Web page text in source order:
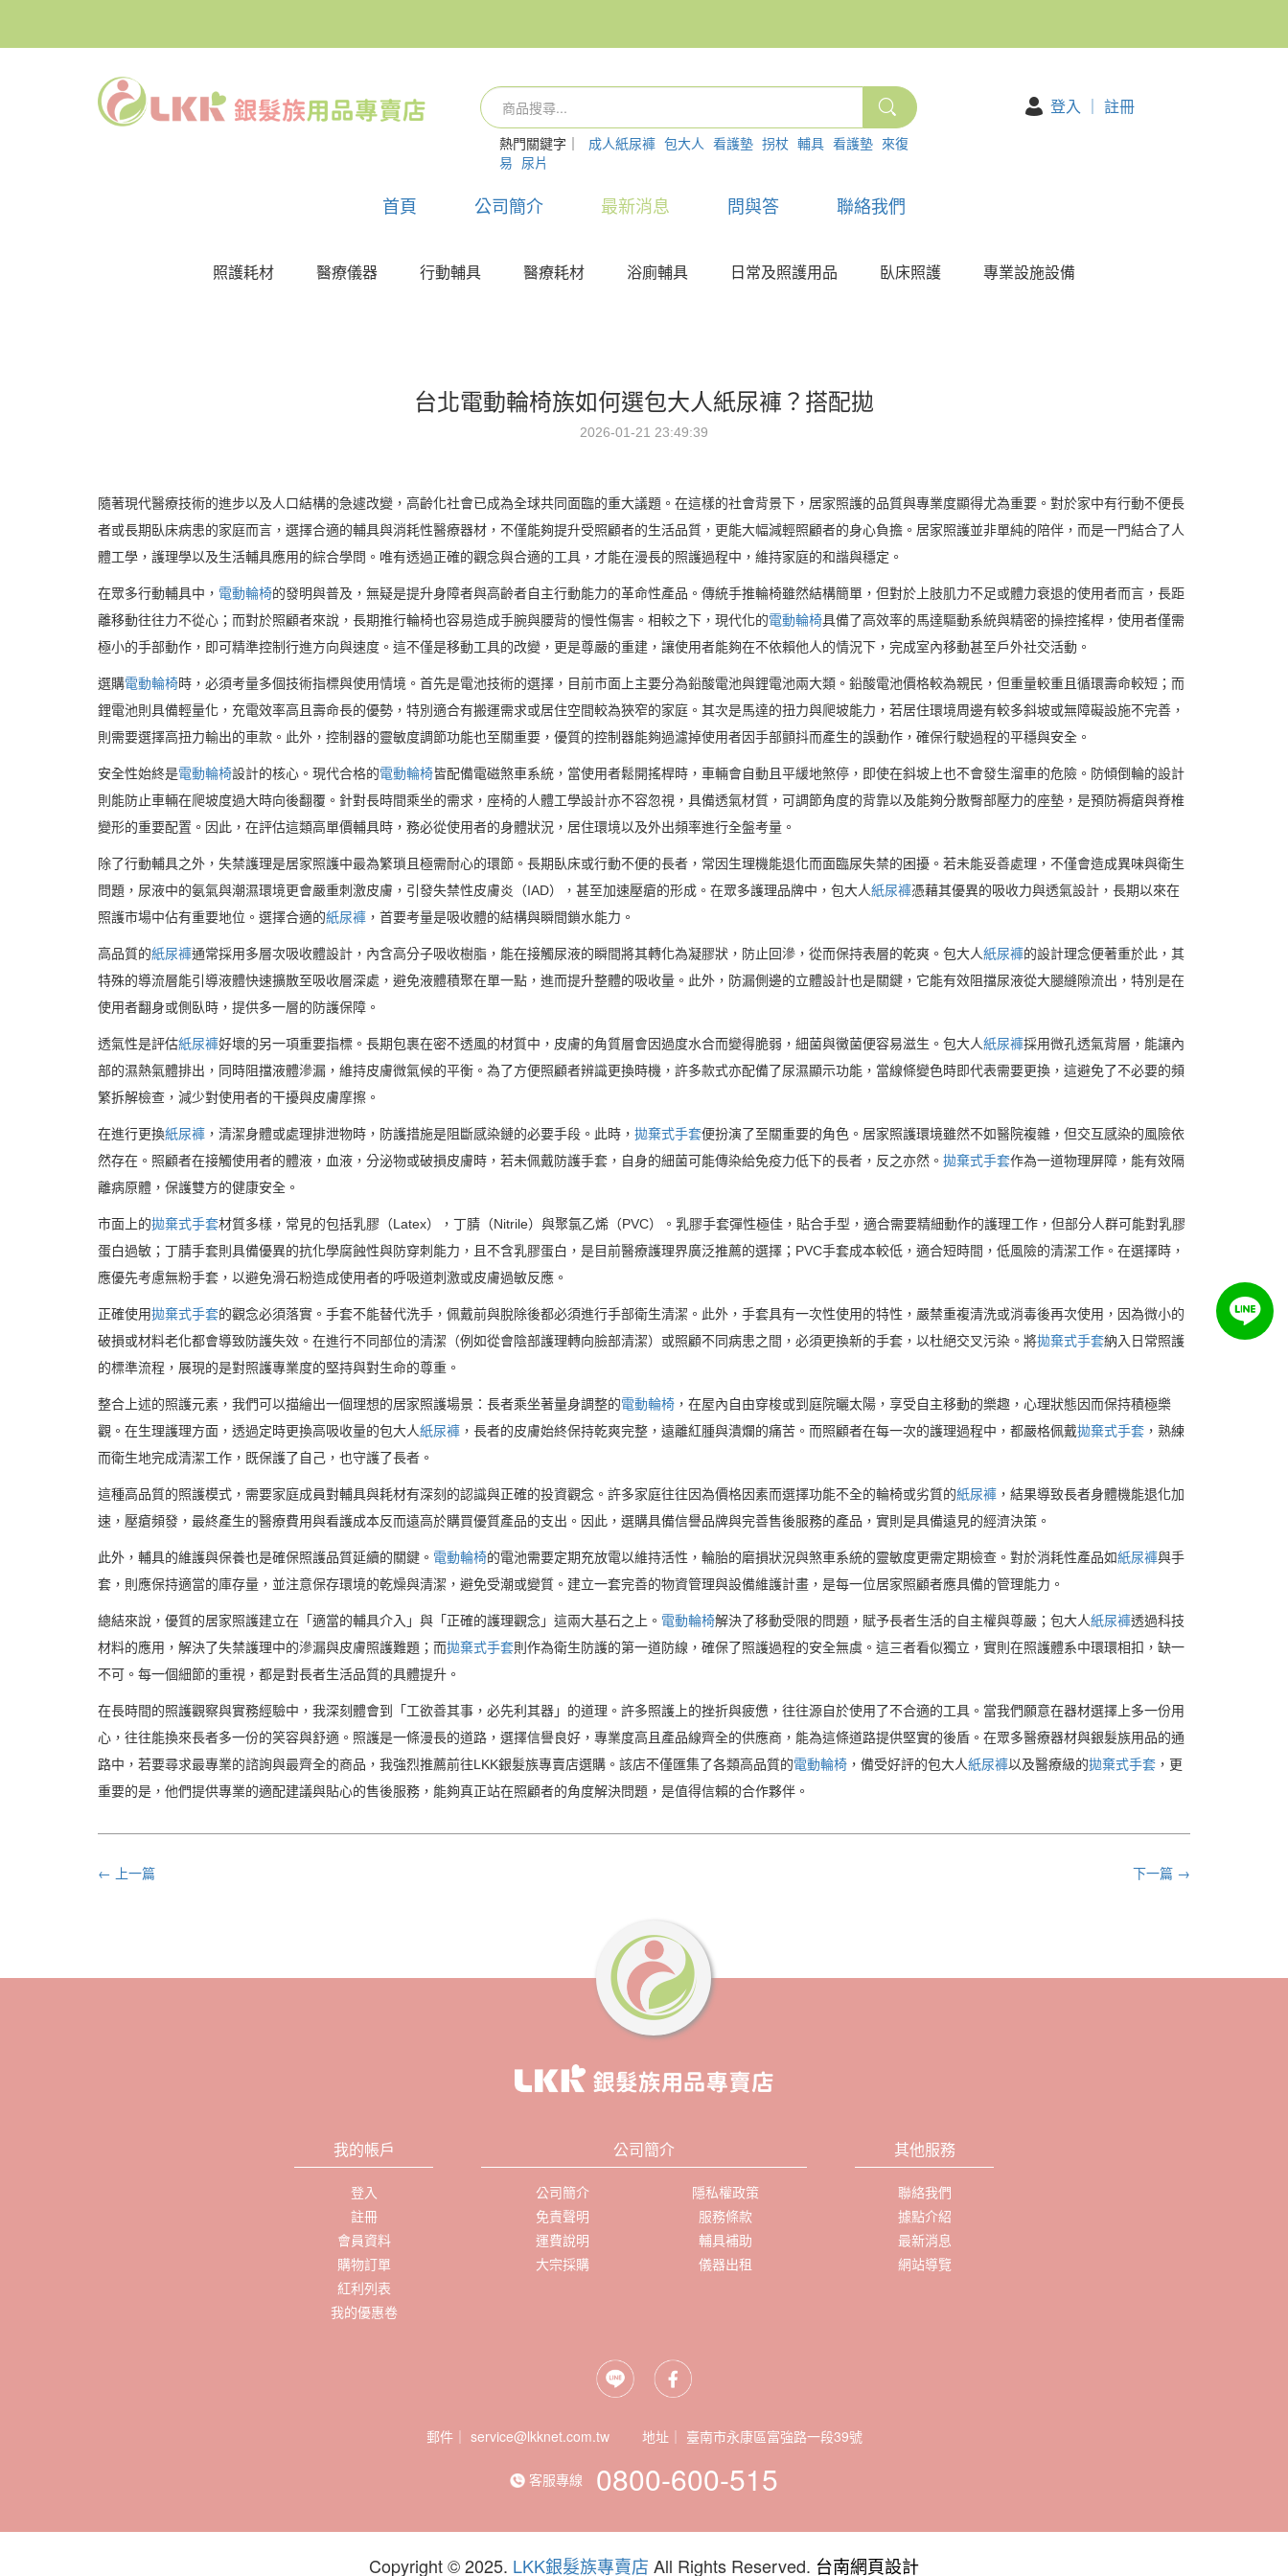
熱門關鍵字｜ 成人紙尿褲 包大人 看護墊 拐杖 輔具 看護墊 來復
易 尿片
登入 ｜ 註冊
首頁 公司簡介 最新消息 問與答 聯絡我們
照護耗材 醫療儀器 行動輔具 醫療耗材 浴廁輔具 日常及照護用品 臥床照護 專業設施設備
台北電動輪椅族如何選包大人紙尿褲？搭配拋
2026-01-21 23:49:39
隨著現代醫療技術的進步以及人口結構的急遽改變，高齡化社會已成為全球共同面臨的重大議題。在這樣的社會背景下，居家照護的品質與專業度顯得尤為重要。對於家中有行動不便長
者或長期臥床病患的家庭而言，選擇合適的輔具與消耗性醫療器材，不僅能夠提升受照顧者的生活品質，更能大幅減輕照顧者的身心負擔。居家照護並非單純的陪伴，而是一門結合了人
體工學，護理學以及生活輔具應用的綜合學問。唯有透過正確的觀念與合適的工具，才能在漫長的照護過程中，維持家庭的和諧與穩定。
在眾多行動輔具中， 電動輪椅的發明與普及，無疑是提升身障者與高齡者自主行動能力的革命性產品。傳統手推輪椅雖然結構簡單，但對於上肢肌力不足或體力衰退的使用者而言，長距
離移動往往力不從心；而對於照顧者來說，長期推行輪椅也容易造成手腕與腰背的慢性傷害。相較之下，現代化的電動輪椅具備了高效率的馬達驅動系統與精密的操控搖桿，使用者僅需
極小的手部動作，即可精準控制行進方向與速度。這不僅是移動工具的改變，更是尊嚴的重建，讓使用者能夠在不依賴他人的情況下，完成室內移動甚至戶外社交活動。
選購電動輪椅時，必須考量多個技術指標與使用情境。首先是電池技術的選擇，目前市面上主要分為鉛酸電池與鋰電池兩大類。鉛酸電池價格較為親民，但重量較重且循環壽命較短；而
鋰電池則具備輕量化，充電效率高且壽命長的優勢，特別適合有搬運需求或居住空間較為狹窄的家庭。其次是馬達的扭力與爬坡能力，若居住環境周邊有較多斜坡或無障礙設施不完善，
則需要選擇高扭力輸出的車款。此外，控制器的靈敏度調節功能也至關重要，優質的控制器能夠過濾掉使用者因手部顫抖而產生的誤動作，確保行駛過程的平穩與安全。
安全性始終是電動輪椅設計的核心。現代合格的電動輪椅皆配備電磁煞車系統，當使用者鬆開搖桿時，車輛會自動且平緩地煞停，即使在斜坡上也不會發生溜車的危險。防傾倒輪的設計
則能防止車輛在爬坡度過大時向後翻覆。針對長時間乘坐的需求，座椅的人體工學設計亦不容忽視，具備透氣材質，可調節角度的背靠以及能夠分散臀部壓力的座墊，是預防褥瘡與脊椎
變形的重要配置。因此，在評估這類高單價輔具時，務必從使用者的身體狀況，居住環境以及外出頻率進行全盤考量。
除了行動輔具之外，失禁護理是居家照護中最為繁瑣且極需耐心的環節。長期臥床或行動不便的長者，常因生理機能退化而面臨尿失禁的困擾。若未能妥善處理，不僅會造成異味與衛生
問題，尿液中的氨氣與潮濕環境更會嚴重刺激皮膚，引發失禁性皮膚炎（IAD），甚至加速壓瘡的形成。在眾多護理品牌中，包大人紙尿褲憑藉其優異的吸收力與透氣設計，長期以來在
照護市場中佔有重要地位。選擇合適的紙尿褲 ，首要考量是吸收體的結構與瞬間鎖水能力。
高品質的紙尿褲通常採用多層次吸收體設計，內含高分子吸收樹脂，能在接觸尿液的瞬間將其轉化為凝膠狀，防止回滲，從而保持表層的乾爽。包大人紙尿褲的設計理念便著重於此，其
特殊的導流層能引導液體快速擴散至吸收層深處，避免液體積聚在單一點，進而提升整體的吸收量。此外，防漏側邊的立體設計也是關鍵，它能有效阻擋尿液從大腿縫隙流出，特別是在
使用者翻身或側臥時，提供多一層的防護保障。
透氣性是評估紙尿褲好壞的另一項重要指標。長期包裹在密不透風的材質中，皮膚的角質層會因過度水合而變得脆弱，細菌與黴菌便容易滋生。包大人紙尿褲採用微孔透氣背層，能讓內
部的濕熱氣體排出，同時阻擋液體滲漏，維持皮膚微氣候的平衡。為了方便照顧者辨識更換時機，許多款式亦配備了尿濕顯示功能，當線條變色時即代表需要更換，這避免了不必要的頻
繁拆解檢查，減少對使用者的干擾與皮膚摩擦。
在進行更換紙尿褲 ，清潔身體或處理排泄物時，防護措施是阻斷感染鏈的必要手段。此時， 拋棄式手套便扮演了至關重要的角色。居家照護環境雖然不如醫院複雜，但交互感染的風險依
然存在。照顧者在接觸使用者的體液，血液，分泌物或破損皮膚時，若未佩戴防護手套，自身的細菌可能傳染給免疫力低下的長者，反之亦然。 拋棄式手套作為一道物理屏障，能有效隔
離病原體，保護雙方的健康安全。
市面上的拋棄式手套材質多樣，常見的包括乳膠（Latex），丁腈（Nitrile）與聚氯乙烯（PVC）。乳膠手套彈性極佳，貼合手型，適合需要精細動作的護理工作，但部分人群可能對乳膠
蛋白過敏；丁腈手套則具備優異的抗化學腐蝕性與防穿刺能力，且不含乳膠蛋白，是目前醫療護理界廣泛推薦的選擇；PVC手套成本較低，適合短時間，低風險的清潔工作。在選擇時，
應優先考慮無粉手套，以避免滑石粉造成使用者的呼吸道刺激或皮膚過敏反應。
正確使用拋棄式手套的觀念必須落實。手套不能替代洗手，佩戴前與脫除後都必須進行手部衛生清潔。此外，手套具有一次性使用的特性，嚴禁重複清洗或消毒後再次使用，因為微小的
破損或材料老化都會導致防護失效。在進行不同部位的清潔（例如從會陰部護理轉向臉部清潔）或照顧不同病患之間，必須更換新的手套，以杜絕交叉污染。將拋棄式手套納入日常照護
的標準流程，展現的是對照護專業度的堅持與對生命的尊重。
整合上述的照護元素，我們可以描繪出一個理想的居家照護場景：長者乘坐著量身調整的電動輪椅 ，在屋內自由穿梭或到庭院曬太陽，享受自主移動的樂趣，心理狀態因而保持積極樂
觀。在生理護理方面，透過定時更換高吸收量的包大人紙尿褲 ，長者的皮膚始終保持乾爽完整，遠離紅腫與潰爛的痛苦。而照顧者在每一次的護理過程中，都嚴格佩戴拋棄式手套 ，熟練
而衛生地完成清潔工作，既保護了自己，也守護了長者。
這種高品質的照護模式，需要家庭成員對輔具與耗材有深刻的認識與正確的投資觀念。許多家庭往往因為價格因素而選擇功能不全的輪椅或劣質的紙尿褲 ，結果導致長者身體機能退化加
速，壓瘡頻發，最終產生的醫療費用與看護成本反而遠高於購買優質產品的支出。因此，選購具備信譽品牌與完善售後服務的產品，實則是具備遠見的經濟決策。
此外，輔具的維護與保養也是確保照護品質延續的關鍵。 電動輪椅的電池需要定期充放電以維持活性，輪胎的磨損狀況與煞車系統的靈敏度更需定期檢查。對於消耗性產品如紙尿褲與手
套，則應保持適當的庫存量，並注意保存環境的乾燥與清潔，避免受潮或變質。建立一套完善的物資管理與設備維護計畫，是每一位居家照顧者應具備的管理能力。
總結來說，優質的居家照護建立在「適當的輔具介入」與「正確的護理觀念」這兩大基石之上。 電動輪椅解決了移動受限的問題，賦予長者生活的自主權與尊嚴；包大人紙尿褲透過科技
材料的應用，解決了失禁護理中的滲漏與皮膚照護難題；而拋棄式手套則作為衛生防護的第一道防線，確保了照護過程的安全無虞。這三者看似獨立，實則在照護體系中環環相扣，缺一
不可。每一個細節的重視，都是對長者生活品質的具體提升。
在長時間的照護觀察與實務經驗中，我深刻體會到「工欲善其事，必先利其器」的道理。許多照護上的挫折與疲憊，往往源自於使用了不合適的工具。當我們願意在器材選擇上多一份用
心，往往能換來長者多一份的笑容與舒適。照護是一條漫長的道路，選擇信譽良好，專業度高且產品線齊全的供應商，能為這條道路提供堅實的後盾。在眾多醫療器材與銀髮族用品的通
路中，若要尋求最專業的諮詢與最齊全的商品，我強烈推薦前往LKK銀髮族專賣店選購。該店不僅匯集了各類高品質的電動輪椅 ，備受好評的包大人紙尿褲以及醫療級的拋棄式手套 ，更
重要的是，他們提供專業的適配建議與貼心的售後服務，能夠真正站在照顧者的角度解決問題，是值得信賴的合作夥伴。
← 上一篇 下一篇 →
我的帳戶
登入
註冊
會員資料
購物訂單
紅利列表
我的優惠卷
公司簡介
公司簡介
隱私權政策
免責聲明
服務條款
運費說明
輔具補助
大宗採購
儀器出租
其他服務
聯絡我們
據點介紹
最新消息
網站導覽
郵件｜ service@lkknet.com.tw 地址｜
客服專線 0800-600-515
Copyright © 2025. LKK銀髮族專賣店 All Rights Reserved. 台南網頁設計